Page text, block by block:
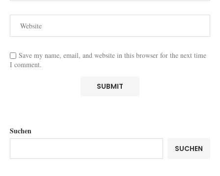
Save my name, email, and website in this browser for the next time
I comment.
Suchen
SUCHEN